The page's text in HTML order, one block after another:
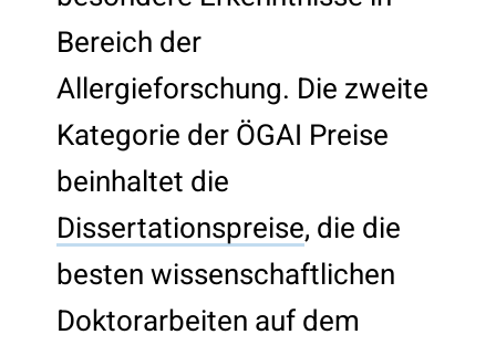
Bereich der
Allergieforschung. Die zweite
Kategorie der ÖGAI Preise
beinhaltet die
Dissertationspreise, die die
besten wissenschaftlichen
Doktorarbeiten auf dem